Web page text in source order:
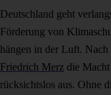
Deutschland geht
Förderung von
hängen in der Luft.
Friedrich Merz die
rücksichtslos aus. Ohne